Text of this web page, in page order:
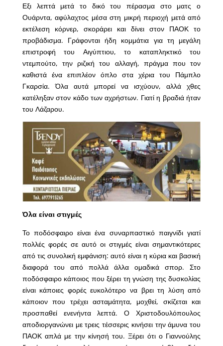
Εξι λεπτά μετά το δικό του πέρασμα στο ματς ο
Ουάρντα, αφύλαχτος μέσα στη μικρή περιοχή μετά από
εκτέλεση κόρνερ, σκοράρει και δίνει στον ΠΑΟΚ το
προβάδισμα. Γράφονται ήδη κομμάτια για τη μεγάλη
επιστροφή του Αιγύπτιου, το καταπληκτικό του
ντεμπούτο, την ριζική του αλλαγή, πράγμα που τον
καθιστά ένα επιπλέον όπλο στα χέρια του Πάμπλο
Γκαρσία. Όλα αυτά μπορεί να ισχύουν, αλλά χθες
κατέληξαν στον κάδο των αχρήστων. Γιατί η βραδιά ήταν
του Λάζαρου.
Όλα είναι στιγμές
Το ποδόσφαιρο είναι ένα συναρπαστικό παιγνίδι γιατί
πολλές φορές σε αυτό οι στιγμές είναι σημαντικότερες
από τις συνολική εμφάνιση: αυτό είναι η κύρια και βασική
διαφορά του από πολλά άλλα ομαδικά σπορ. Στο
ποδόσφαιρο κάποιος που ξέρει τη γνώση της δυσκολίας
είναι κάποιες φορές ευκολότερο να βρει τη λύση από
κάποιον που τρέχει ασταμάτητα, μοχθεί, σκίζεται και
προσπαθεί ενενήντα λεπτά. Ο Χριστοδουλόπουλος
αποδιοργανώνει με τρεις τέσσερις κινήσει την άμυνα του
ΠΑΟΚ απλά με την κίνησή του. Ξέρει ότι ο Γιαννούλης